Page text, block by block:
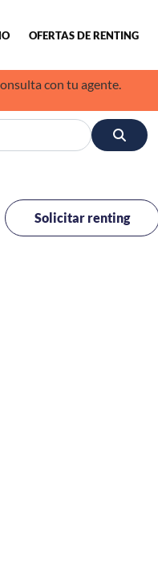
OFERTAS DE RENTING
con tu agente.
Solicitar renting